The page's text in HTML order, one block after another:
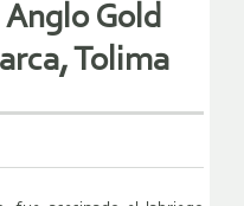
Gold
Tolima